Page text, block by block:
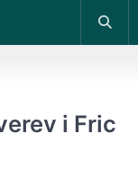
i Fric